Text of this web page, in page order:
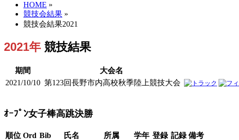
HOME »
競技会結果 »
競技会結果2021
2021年 競技結果
期間 大会名
2021/10/10 第123回長野市内高校秋季陸上競技大会
ｵｰﾌﾟﾝ女子棒高跳決勝
順位 Ord Bib 氏名 所属 学年 登録 記録 備考